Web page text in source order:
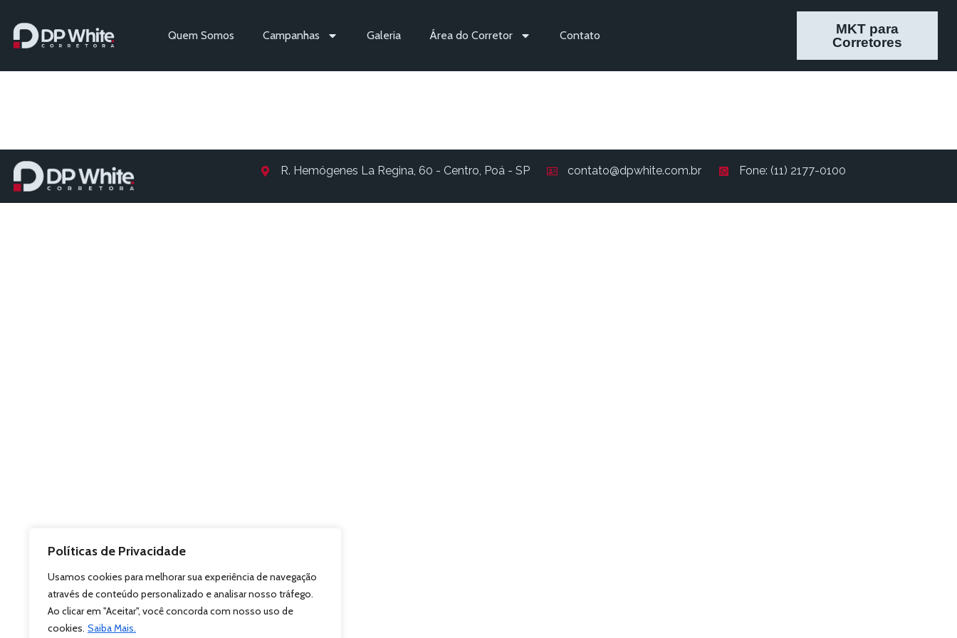
Políticas de Privacidade
Usamos cookies para melhorar sua experiência de navegação
através de conteúdo personalizado e analisar nosso tráfego.
Ao clicar em "Aceitar", você concorda com nosso uso de
cookies. Saiba Mais.
Quem Somos Campanhas Galeria Área do Corretor Contato
MKT para
Corretores
R. Hemógenes La Regina, 60 - Centro, Poá - SP contato@dpwhite.com.br Fone: (11) 2177-0100